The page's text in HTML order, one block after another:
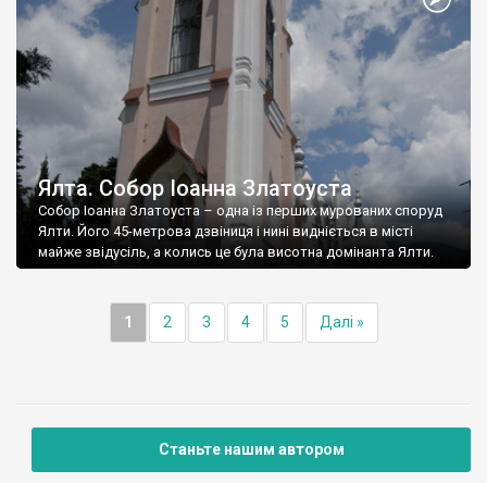
Ялта. Собор Іоанна Златоуста
Собор Іоанна Златоуста – одна із перших мурованих споруд
Ялти. Його 45-метрова дзвіниця і нині видніється в місті
майже звідусіль, а колись це була висотна домінанта Ялти.
1 2 3 4 5 Далі »
Станьте нашим автором